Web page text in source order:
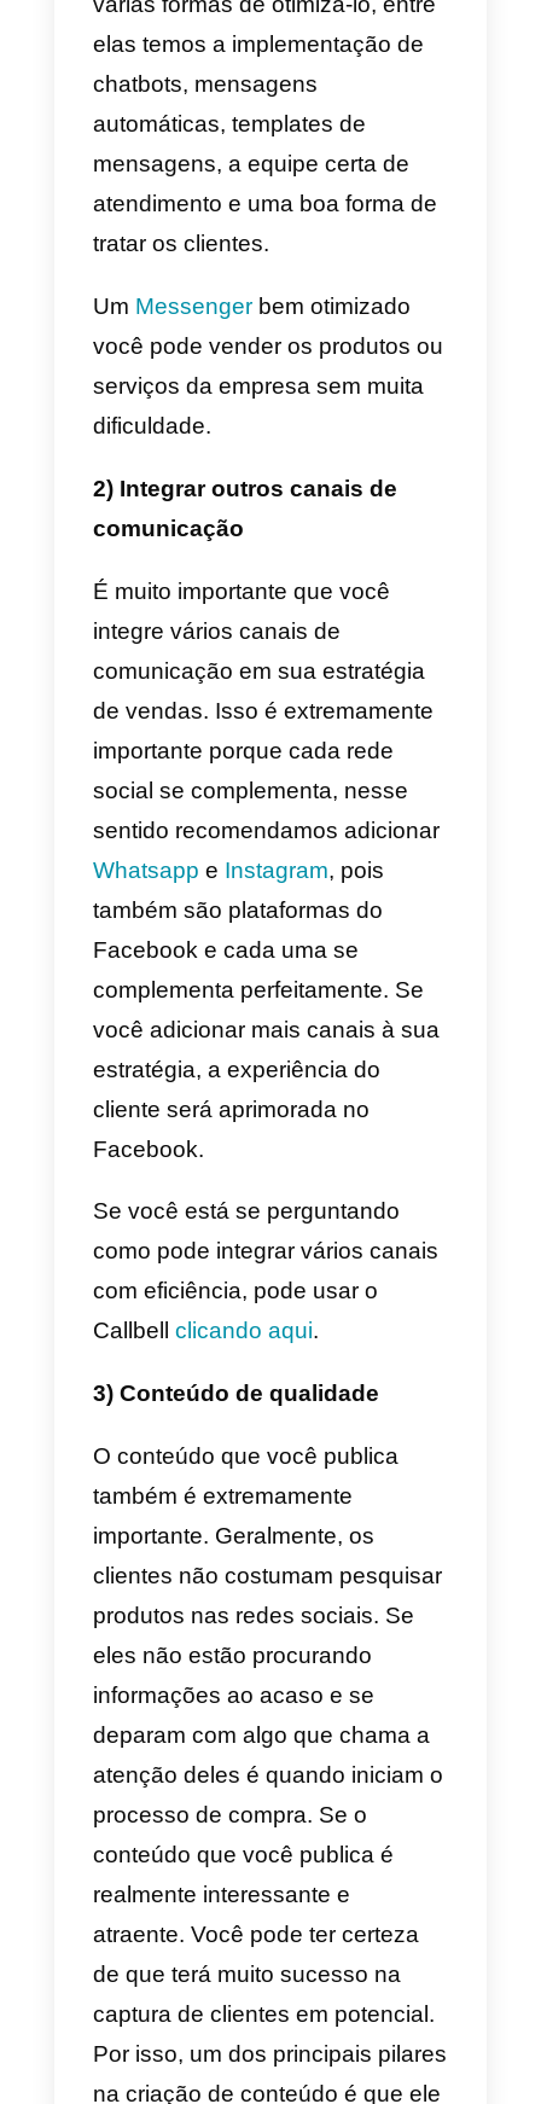
A experiência do cliente no
Facebook pode ser
melhorada?
Aqui estão algumas maneiras de
aproveitar ao máximo a
experiência do cliente do
Facebook com você:
1) Otimiza teu Facebook
Messenger
Isso é muito importante, pois
sinta confiante para adquirir um
produto ou serviço. Existem
várias formas de otimizá-lo, entre
elas temos a implementação de
chatbots, mensagens
automáticas, templates de
mensagens, a equipe certa de
atendimento e uma boa forma de
tratar os clientes.
UmMessengerbem otimizado
você pode vender os produtos
serviços da empresa sem muita
dificuldade.
2) Integrar outros canais de
comunicação
É muito importante que você
integre vários canais de
comunicação em sua estratégia
de vendas. Isso é extremamente